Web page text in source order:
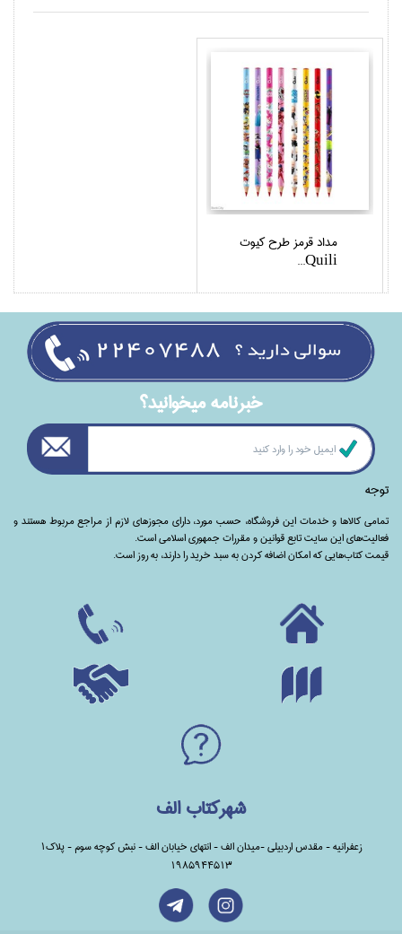
مداد قرمز طرح كيوت
Quili...
خبرنامه ميخوانيد؟
توجه
تمامی‌ کالاها و خدمات این فروشگاه، حسب مورد،‌ دارای مجوزهای لازم از مراجع مربوط هستند ‌و‌‌
فعالیت‌های این سایت تابع قوانین و مقررات جمهوری اسلامی است.
قیمت کتاب‌هایی که امکان اضافه کردن به سبد خرید را دارند،‌ به روز است.
شهرکتاب الف
زعفرانیه - مقدس اردبیلی -میدان الف - انتهای خیابان الف - نبش کوچه سوم - پلاک1
1985944513